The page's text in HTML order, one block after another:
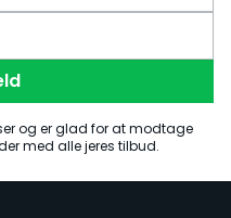
og er glad for at modtage
med alle jeres tilbud.